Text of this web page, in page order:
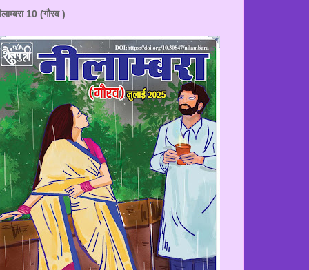
10 (गौरव )